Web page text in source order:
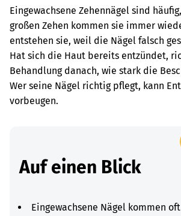
Eingewachsene Zehennägel sind
großen Zehen kommen sie immer
entstehen sie, weil die Nägel falsch
Hat sich die Haut bereits entzündet,
Behandlung danach, wie stark die
Wer seine Nägel richtig pflegt, kann
vorbeugen.
Auf einen Blick
Eingewachsene Nägel kommen